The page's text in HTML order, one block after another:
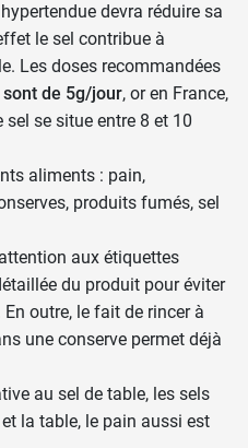
devra réduire sa
le sel contribue à
Les doses recommandées
de 5g/jour, or en France,
se situe entre 8 et 10
aliments : pain,
produits fumés, sel
aux étiquettes
du produit pour éviter
outre, le fait de rincer à
une conserve permet déjà
au sel de table, les sels
la table, le pain aussi est